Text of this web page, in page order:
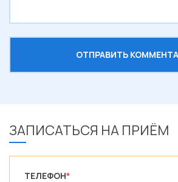
ЗАПИСАТЬСЯ НА ПРИЁМ
ТЕЛЕФОН*